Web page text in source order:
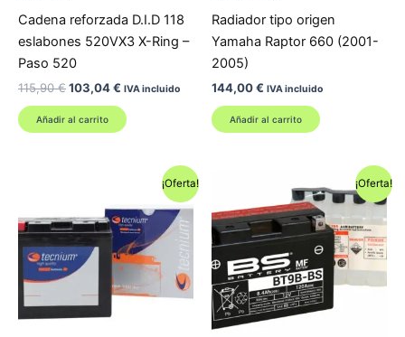
Cadena reforzada D.I.D 118
eslabones 520VX3 X-Ring –
Paso 520
115,90€El
original
era:
103,04€ El
actual
es:
IVA incluido
Añadir al carrito
Radiador tipo origen
Yamaha Raptor 660 (2001-
2005)
144,00€ IVA incluido
Añadir al carrito
¡Oferta! ¡Oferta!